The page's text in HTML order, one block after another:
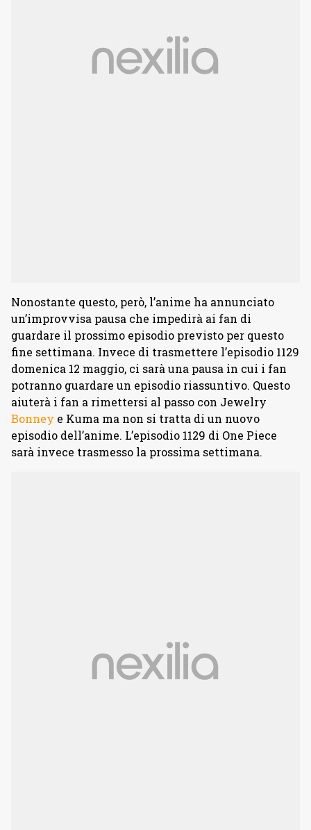
Nonostante questo, però, l’anime ha annunciato
un’improvvisa pausa che impedirà ai fan di
guardare il prossimo episodio previsto per questo
fine settimana. Invece di trasmettere l’episodio 1129
domenica 12 maggio, ci sarà una pausa in cui i fan
potranno guardare un episodio riassuntivo. Questo
aiuterà i fan a rimettersi al passo con Jewelry
Bonney e Kuma ma non si tratta di un nuovo
episodio dell’anime. L’episodio 1129 di One Piece
sarà invece trasmesso la prossima settimana.